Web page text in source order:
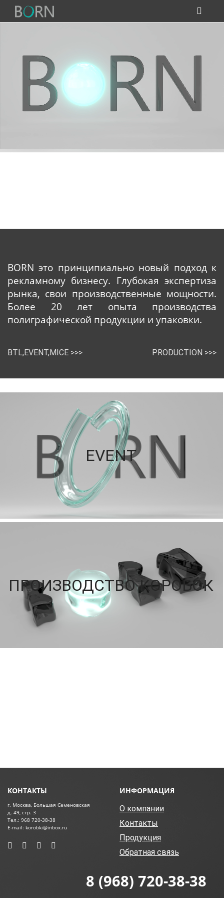
ПРОДУКЦИЯ
BORN это принципиально новый подход к
рекламному бизнесу. Глубокая экспертиза
рынка, свои производственные мощности.
Более 20 лет опыта производства
полиграфической продукции и упаковки.
BTL,EVENT,MICE >>> PRODUCTION >>>
EVENT
ПРОИЗВОДСТВО КОРОБОК
КОНТАКТЫ
г. Москва, Большая Семеновская
д. 49, стр. 3
Тел.: 968 720-38-38
E-mail: korobki@inbox.ru
ИНФОРМАЦИЯ
О компании
Контакты
Продукция
Обратная связь
8 (968) 720-38-38